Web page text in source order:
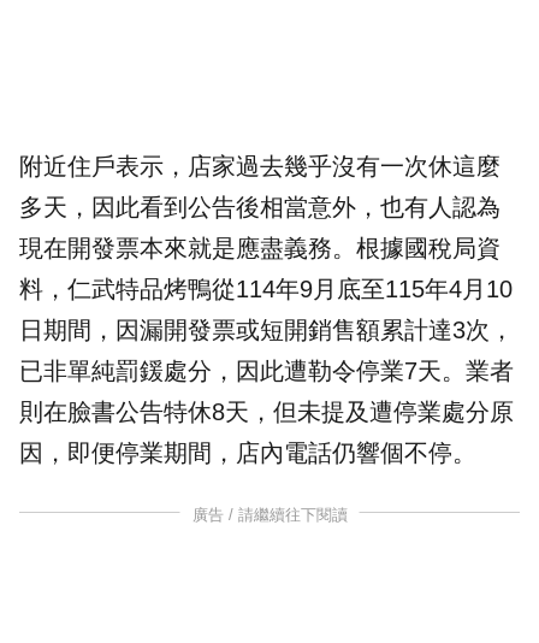
附近住戶表示，店家過去幾乎沒有一次休這麼
多天，因此看到公告後相當意外，也有人認為
現在開發票本來就是應盡義務。根據國稅局資
料，仁武特品烤鴨從114年9月底至115年4月10
日期間，因漏開發票或短開銷售額累計達3次，
已非單純罰鍰處分，因此遭勒令停業7天。業者
則在臉書公告特休8天，但未提及遭停業處分原
因，即便停業期間，店內電話仍響個不停。
廣告 / 請繼續往下閱讀